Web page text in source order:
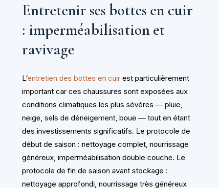
Entretenir ses bottes en cuir
: imperméabilisation et
ravivage
L’entretien des bottes en cuirest particulièrement
important car ces chaussures sont exposées aux
conditions climatiques les plus sévères — pluie,
neige, sels de déneigement, boue — tout en étant
des investissements significatifs. Le protocole de
début de saison : nettoyage complet, nourrissage
généreux, imperméabilisation double couche. Le
protocole de fin de saison avant stockage :
nettoyage approfondi, nourrissage très généreux